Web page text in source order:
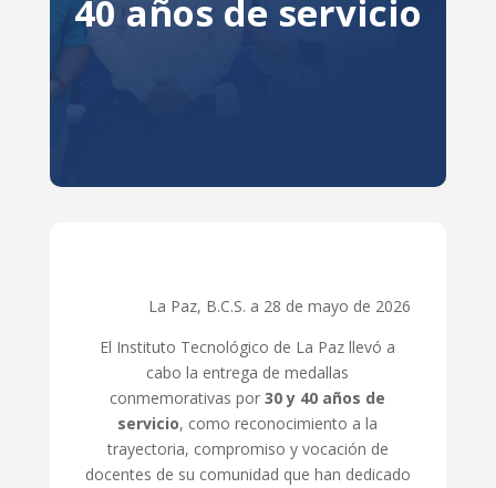
40 años de servicio
La Paz, B.C.S. a 28 de mayo de 2026
El Instituto Tecnológico de La Paz llevó a
cabo la entrega de medallas
conmemorativas por30 y 40 años de
servicio, como reconocimiento a la
trayectoria, compromiso y vocación de
docentes de su comunidad que han dedicado